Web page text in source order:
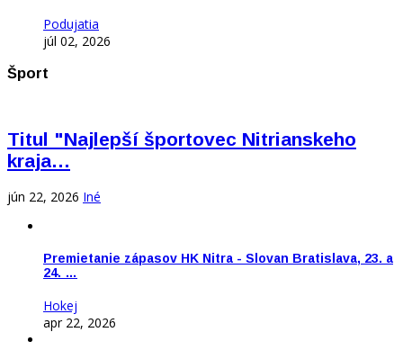
Podujatia
júl 02, 2026
Šport
Titul "Najlepší športovec Nitrianskeho
kraja…
jún 22, 2026 Iné
Premietanie zápasov HK Nitra - Slovan Bratislava, 23. a
24. …
Hokej
apr 22, 2026